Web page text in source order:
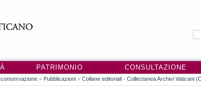
PATRIMONIO CONSULTAZIONE
» Pubblicazioni » Collane editoriali - Collectanea Archivi Vaticani